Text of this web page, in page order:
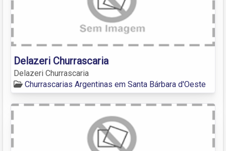
Delazeri Churrascaria
Delazeri Churrascaria
Churrascarias Argentinas em Santa Bárbara d'Oeste